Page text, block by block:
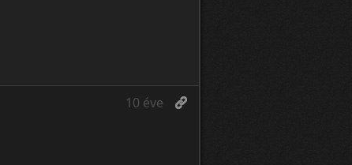
10 éve